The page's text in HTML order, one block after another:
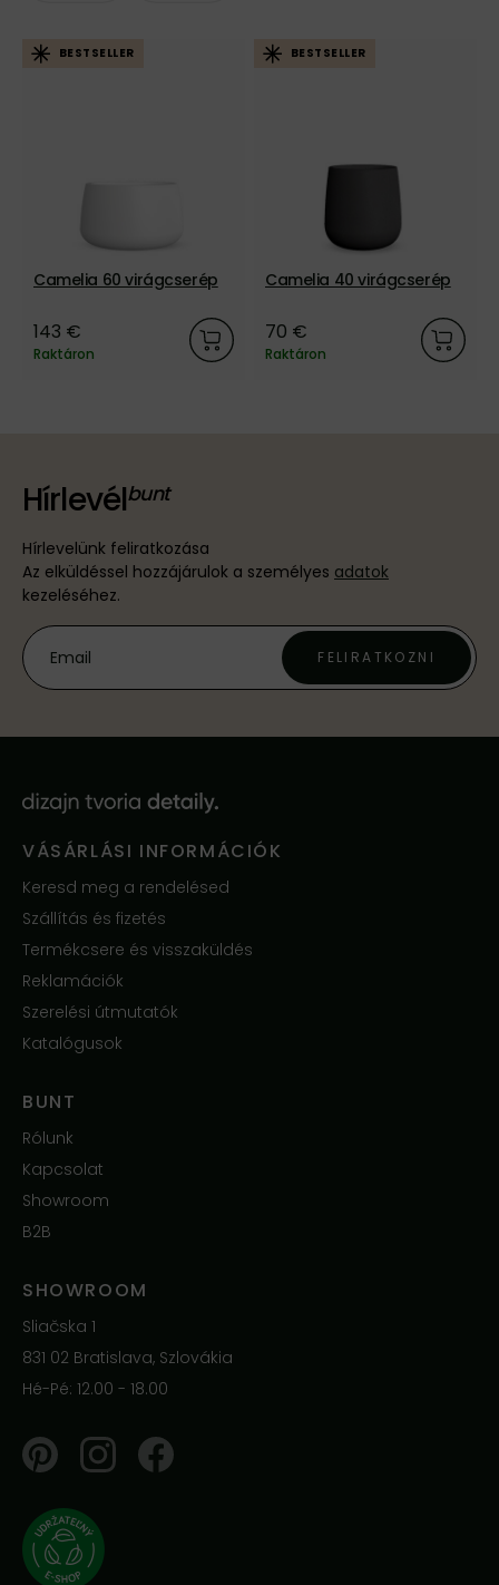
BESTSELLER
Camelia 60 virágcserép
143 €
Raktáron
BESTSELLER
Camelia 40 virágcserép
70 €
Raktáron
Hírlevél
Hírlevelünk feliratkozása
Az elküldéssel hozzájárulok a személyes adatok
kezeléséhez.
FELIRATKOZNI
VÁSÁRLÁSI INFORMÁCIÓK
Keresd meg a rendelésed
Szállítás és fizetés
Termékcsere és visszaküldés
Reklamációk
Szerelési útmutatók
Katalógusok
BUNT
Rólunk
Kapcsolat
Showroom
B2B
SHOWROOM
Sliačska 1
831 02 Bratislava, Szlovákia
Hé-Pé: 12.00 - 18.00
PinterestInstagramFacebook